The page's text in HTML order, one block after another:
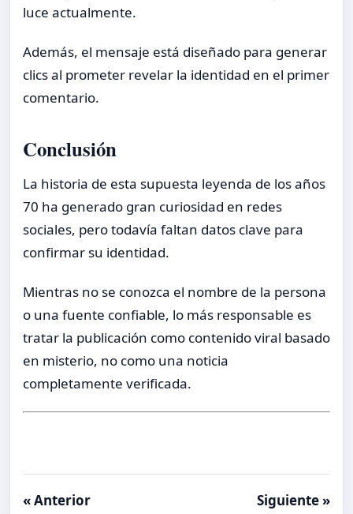
luce actualmente.
Además, el mensaje está diseñado para generar
clics al prometer revelar la identidad en el primer
comentario.
Conclusión
La historia de esta supuesta leyenda de los años
70 ha generado gran curiosidad en redes
sociales, pero todavía faltan datos clave para
confirmar su identidad.
Mientras no se conozca el nombre de la persona
o una fuente confiable, lo más responsable es
tratar la publicación como contenido viral basado
en misterio, no como una noticia
completamente verificada.
« Anterior Siguiente »